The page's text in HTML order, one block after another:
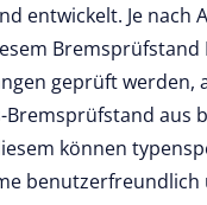
entwickelt. Je nach
Bremsprüfstand
geprüft werden,
Bremsprüfstand aus
können
benutzerfreundlich